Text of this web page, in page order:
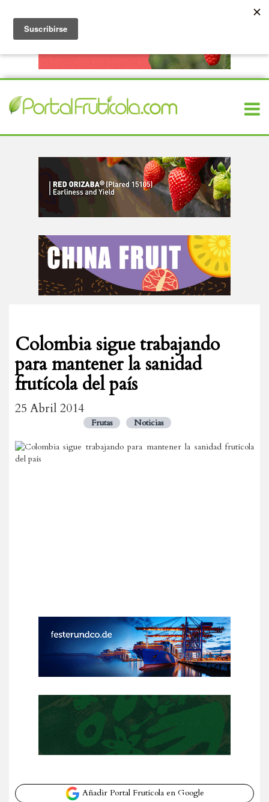
Colombia sigue trabajando
para mantener la sanidad
frutícola del país
25 Abril 2014
Frutas Noticias
Añadir Portal Frutícola en Google